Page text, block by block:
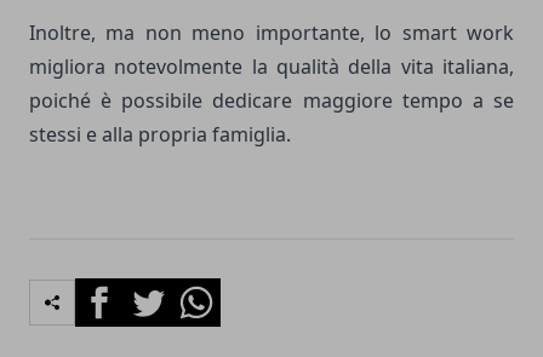
Inoltre, ma non meno importante, lo smart work
migliora notevolmente la qualità della vita italiana,
poiché è possibile dedicare maggiore tempo a se
stessi e alla propria famiglia.
FacebookTwitterWhatsapp